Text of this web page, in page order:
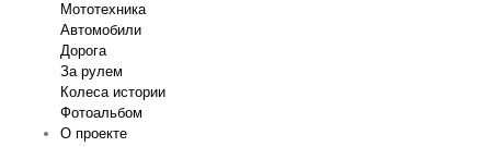
Мототехника
Автомобили
Дорога
За рулем
Колеса истории
Фотоальбом
О проекте